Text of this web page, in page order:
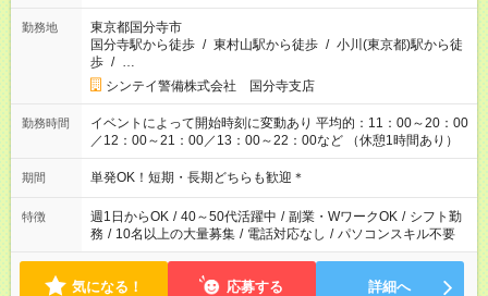
勤務地
東京都国分寺市
国分寺駅から徒歩 / 東村山駅から徒歩 / 小川(東京都)駅から徒
歩 / …
シンテイ警備株式会社 国分寺支店
勤務時間
イベントによって開始時刻に変動あり 平均的：11：00～20：00
／12：00～21：00／13：00～22：00など （休憩1時間あり）
期間 単発OK！短期・長期どちらも歓迎＊
特徴 週1日からOK / 40～50代活躍中 / 副業・WワークOK / シフト勤
務 / 10名以上の大量募集 / 電話対応なし / パソコンスキル不要
気になる！ 応募する 詳細へ